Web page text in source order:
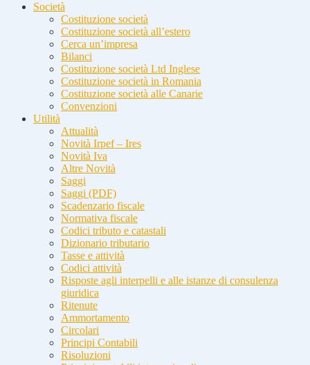
Società
Costituzione società
Costituzione società all’estero
Cerca un’impresa
Bilanci
Costituzione società Ltd Inglese
Costituzione società in Romania
Costituzione società alle Canarie
Convenzioni
Utilità
Attualità
Novità Irpef – Ires
Novità Iva
Altre Novità
Saggi
Saggi (PDF)
Scadenzario fiscale
Normativa fiscale
Codici tributo e catastali
Dizionario tributario
Tasse e attività
Codici attività
Risposte agli interpelli e alle istanze di consulenza
giuridica
Ritenute
Ammortamento
Circolari
Principi Contabili
Risoluzioni